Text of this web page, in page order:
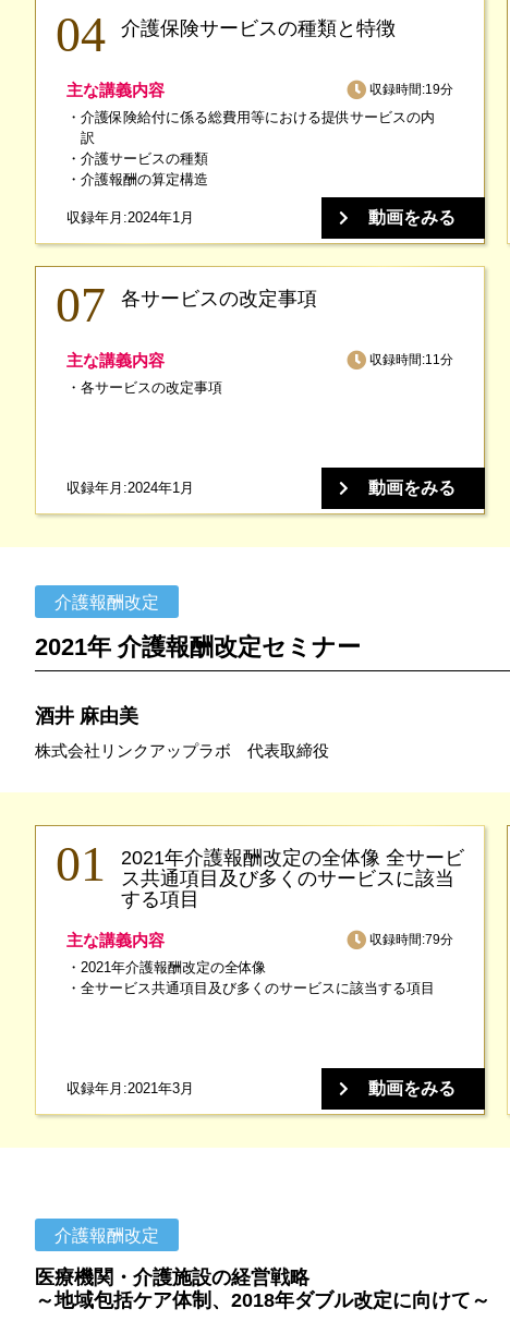
介護保険サービスの種類と特徴
主な講義内容
介護保険給付に係る総費用等における提供サービスの内
訳
介護サービスの種類
介護報酬の算定構造
収録時間:19分
収録年月:2024年1月 動画をみる
各サービスの改定事項
主な講義内容
各サービスの改定事項
収録時間:11分
収録年月:2024年1月 動画をみる
介護報酬改定
2021年 介護報酬改定セミナー
酒井 麻由美
株式会社リンクアップラボ 代表取締役
2021年介護報酬改定の全体像 全サービ
ス共通項目及び多くのサービスに該当
する項目
主な講義内容
2021年介護報酬改定の全体像
全サービス共通項目及び多くのサービスに該当する項目
収録時間:79分
収録年月:2021年3月 動画をみる
介護報酬改定
医療機関・介護施設の経営戦略
～地域包括ケア体制、2018年ダブル改定に向けて～